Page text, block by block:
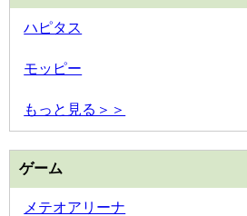
ハピタス
モッピー
もっと見る＞＞
ゲーム
メテオアリーナ